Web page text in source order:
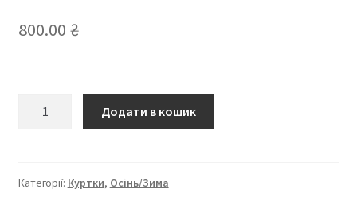
800.00 ₴
Додати в кошик
Категорії: Куртки, Осінь/Зима